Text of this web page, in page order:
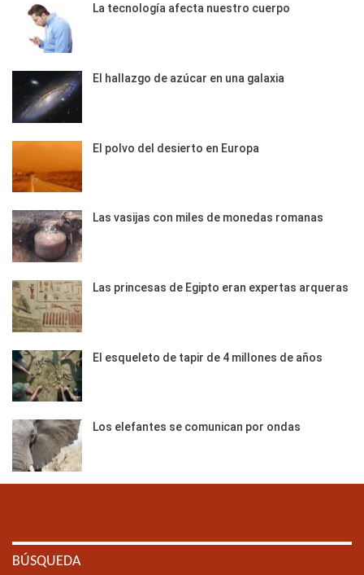
La tecnología afecta nuestro cuerpo
El hallazgo de azúcar en una galaxia
El polvo del desierto en Europa
Las vasijas con miles de monedas romanas
Las princesas de Egipto eran expertas arqueras
El esqueleto de tapir de 4 millones de años
Los elefantes se comunican por ondas
BÚSQUEDA